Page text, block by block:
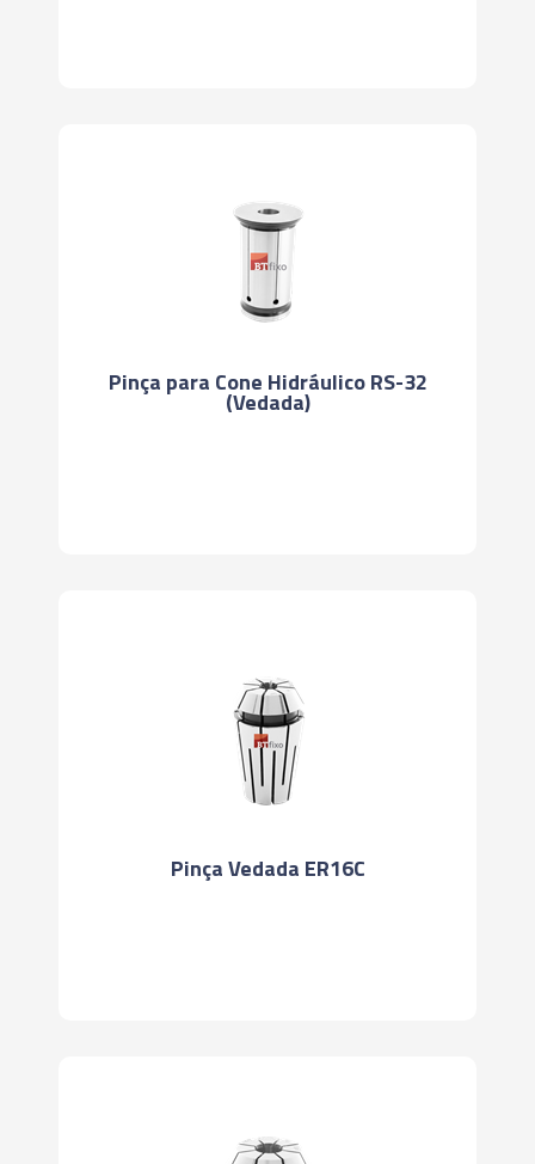
Pinça para Cone Hidráulico RS-32
(Vedada)
Pinça Vedada ER16C